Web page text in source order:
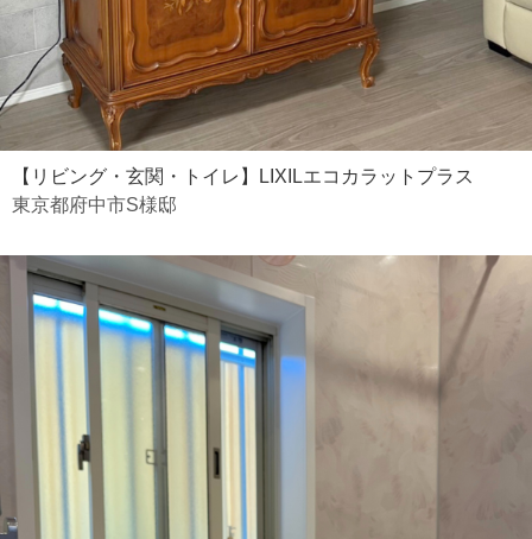
【リビング・玄関・トイレ】LIXILエコカラットプラス
東京都府中市S様邸